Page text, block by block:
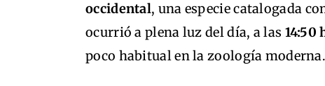
occidental, una especie catalogada
ocurrió a plena luz del día, a las 14:50
poco habitual en la zoología moderna.